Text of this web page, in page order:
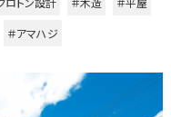
＃アマハジ